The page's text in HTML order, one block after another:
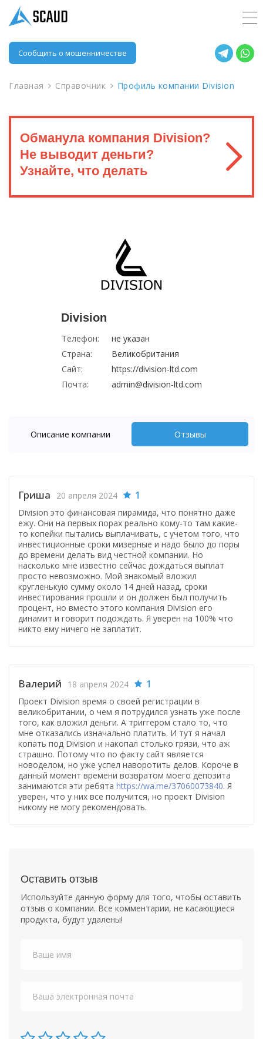
Сообщить о мошенничестве
Главная Справочник Профиль компании Division
Обманула компания Division?
Не выводит деньги?
Узнайте, что делать
Division
Телефон:
не указан
Страна:
Великобритания
Сайт:
https://division-ltd.com
Почта:
admin@division-ltd.com
Описание компании Отзывы
Гриша 20 апреля 2024 1
Division это финансовая пирамида, что понятно даже
ежу. Они на первых порах реально кому-то там какие-
то копейки пытались выплачивать, с учетом того, что
инвестиционные сроки мизерные и надо было до поры
до времени делать вид честной компании. Но
насколько мне известно сейчас дождаться выплат
просто невозможно. Мой знакомый вложил
кругленькую сумму около 14 дней назад, сроки
инвестирования прошли и он должен был получить
процент, но вместо этого компания Division его
динамит и говорит подождать. Я уверен на 100% что
никто ему ничего не заплатит.
Валерий 18 апреля 2024 1
Проект Division время о своей регистрации в
великобритании, о чем я потрудился узнать уже после
того, как вложил деньги. А триггером стало то, что
мне отказались изначально платить. И тут я начал
копать под Division и накопал столько грязи, что аж
страшно. Потому что по факту сайт является
новоделом, но уже успел наворотить делов. Короче в
данный момент времени возвратом моего депозита
занимаются эти ребята https://wa.me/37060073840. Я
уверен, что у них все получится, но проект Division
никому не могу рекомендовать.
Оставить отзыв
Используйте данную форму для того, чтобы оставить
отзыв о компании. Все комментарии, не касающиеся
продукта, будут удалены!